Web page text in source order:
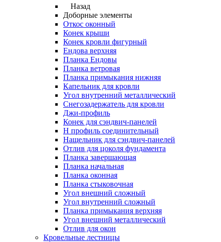
Назад
Доборные элементы
Откос оконный
Конек крыши
Конек кровли фигурный
Ендова верхняя
Планка Ендовы
Планка ветровая
Планка примыкания нижняя
Капельник для кровли
Угол внутренний металлический
Снегозадержатель для кровли
Джи-профиль
Конек для сэндвич-панелей
Н профиль соединительный
Нащельник для сэндвич-панелей
Отлив для цоколя фундамента
Планка завершающая
Планка начальная
Планка оконная
Планка стыковочная
Угол внешний сложный
Угол внутренний сложный
Планка примыкания верхняя
Угол внешний металлический
Отлив для окон
Кровельные лестницы